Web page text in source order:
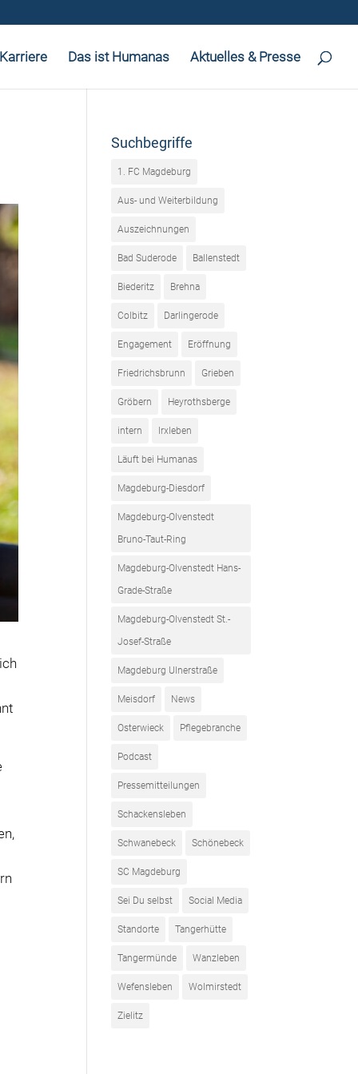
Das ist Humanas Aktuelles & Presse
Suchbegriffe
1. FC Magdeburg
Aus- und Weiterbildung
Auszeichnungen
Bad Suderode Ballenstedt
Biederitz Brehna
Colbitz Darlingerode
Engagement Eröffnung
Friedrichsbrunn Grieben
Gröbern Heyrothsberge
intern Irxleben
Läuft bei Humanas
Magdeburg-Diesdorf
Magdeburg-Olvenstedt
Bruno-Taut-Ring
Magdeburg-Olvenstedt Hans-
Grade-Straße
Magdeburg-Olvenstedt St.-
Josef-Straße
Magdeburg Ulnerstraße
Meisdorf News
Osterwieck Pflegebranche
Podcast
Pressemitteilungen
Schackensleben
Schwanebeck Schönebeck
SC Magdeburg
Sei Du selbst Social Media
Standorte Tangerhütte
Tangermünde Wanzleben
Wefensleben Wolmirstedt
Zielitz